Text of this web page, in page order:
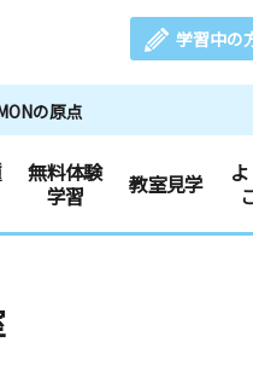
学習中の
の原点
無料体験
学習
教室見学